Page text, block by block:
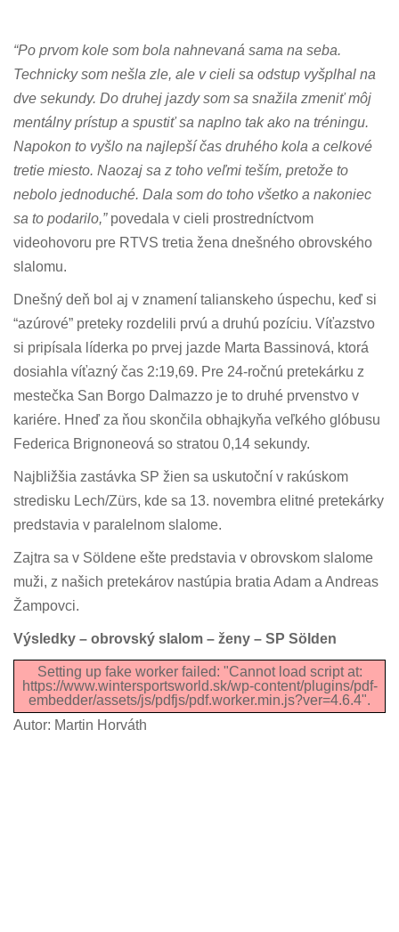
“Po prvom kole som bola nahnevaná sama na seba.
Technicky som nešla zle, ale v cieli sa odstup vyšplhal na
dve sekundy. Do druhej jazdy som sa snažila zmeniť môj
mentálny prístup a spustiť sa naplno tak ako na tréningu.
Napokon to vyšlo na najlepší čas druhého kola a celkové
tretie miesto. Naozaj sa z toho veľmi teším, pretože to
nebolo jednoduché. Dala som do toho všetko a nakoniec
sa to podarilo,”povedala v cieli prostredníctvom
videohovoru pre RTVS tretia žena dnešného obrovského
slalomu.
Dnešný deň bol aj v znamení talianskeho úspechu, keď si
“azúrové” preteky rozdelili prvú a druhú pozíciu. Víťazstvo
si pripísala líderka po prvej jazde Marta Bassinová, ktorá
dosiahla víťazný čas 2:19,69. Pre 24-ročnú pretekárku z
mestečka San Borgo Dalmazzo je to druhé prvenstvo v
kariére. Hneď za ňou skončila obhajkyňa veľkého glóbusu
Federica Brignoneová so stratou 0,14 sekundy.
Najbližšia zastávka SP žien sa uskutoční v rakúskom
stredisku Lech/Zürs, kde sa 13. novembra elitné pretekárky
predstavia v paralelnom slalome.
Zajtra sa v Söldene ešte predstavia v obrovskom slalome
muži, z našich pretekárov nastúpia bratia Adam a Andreas
Žampovci.
Výsledky – obrovský slalom – ženy – SP Sölden
Setting up fake worker failed: "Cannot load script at:
https://www.wintersportsworld.sk/wp-content/plugins/pdf-
embedder/assets/js/pdfjs/pdf.worker.min.js?ver=4.6.4".
Autor: Martin Horváth